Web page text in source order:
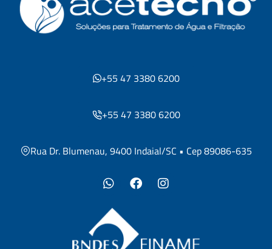
+55 47 3380 6200
+55 47 3380 6200
Rua Dr. Blumenau, 9400 Indaial/SC • Cep 89086-635